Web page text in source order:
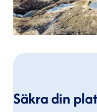
Säkra din